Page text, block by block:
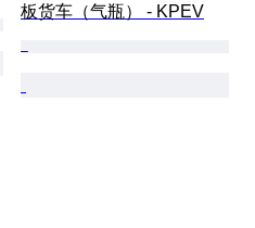
板货车（气瓶） - KPEV